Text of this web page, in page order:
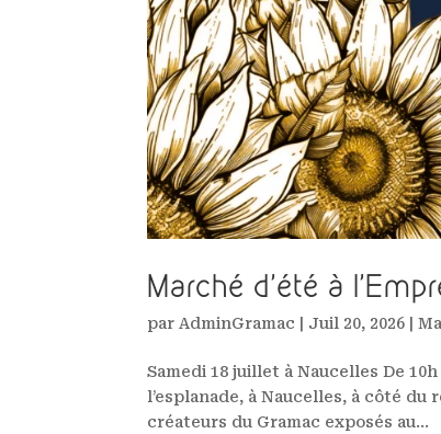
Marché d’été à
par AdminGramac Juil 20, 2026 |
Samedi 18 juillet à Naucelles De
l’esplanade, à Naucelles, à côté
créateurs du Gramac exposés au...